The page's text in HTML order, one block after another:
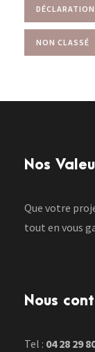
NON CLASSÉ
Nos
Que votre
tout en vous
Nous
Tel : 04 28 29